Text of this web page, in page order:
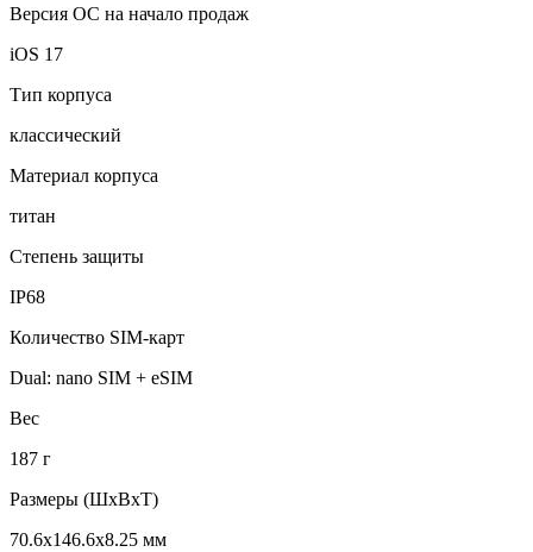
Версия ОС на начало продаж
iOS 17
Тип корпуса
классический
Материал корпуса
титан
Степень защиты
IP68
Количество SIM-карт
Dual: nano SIM + eSIM
Вес
187 г
Размеры (ШxВxТ)
70.6x146.6x8.25 мм